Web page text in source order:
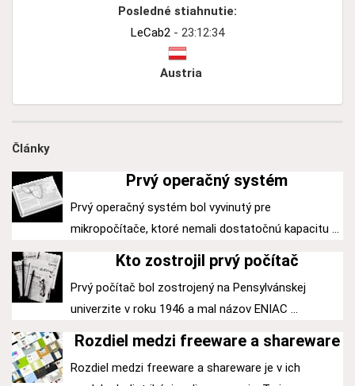
Posledné stiahnutie:
LeCab2 - 23:12:34
Austria
Články
Prvý operačný systém
Prvý operačný systém bol vyvinutý pre
mikropočítače, ktoré nemali dostatočnú kapacitu ...
Kto zostrojil prvý počítač
Prvý počítač bol zostrojený na Pensylvánskej
univerzite v roku 1946 a mal názov ENIAC ...
Rozdiel medzi freeware a shareware
Rozdiel medzi freeware a shareware je v ich